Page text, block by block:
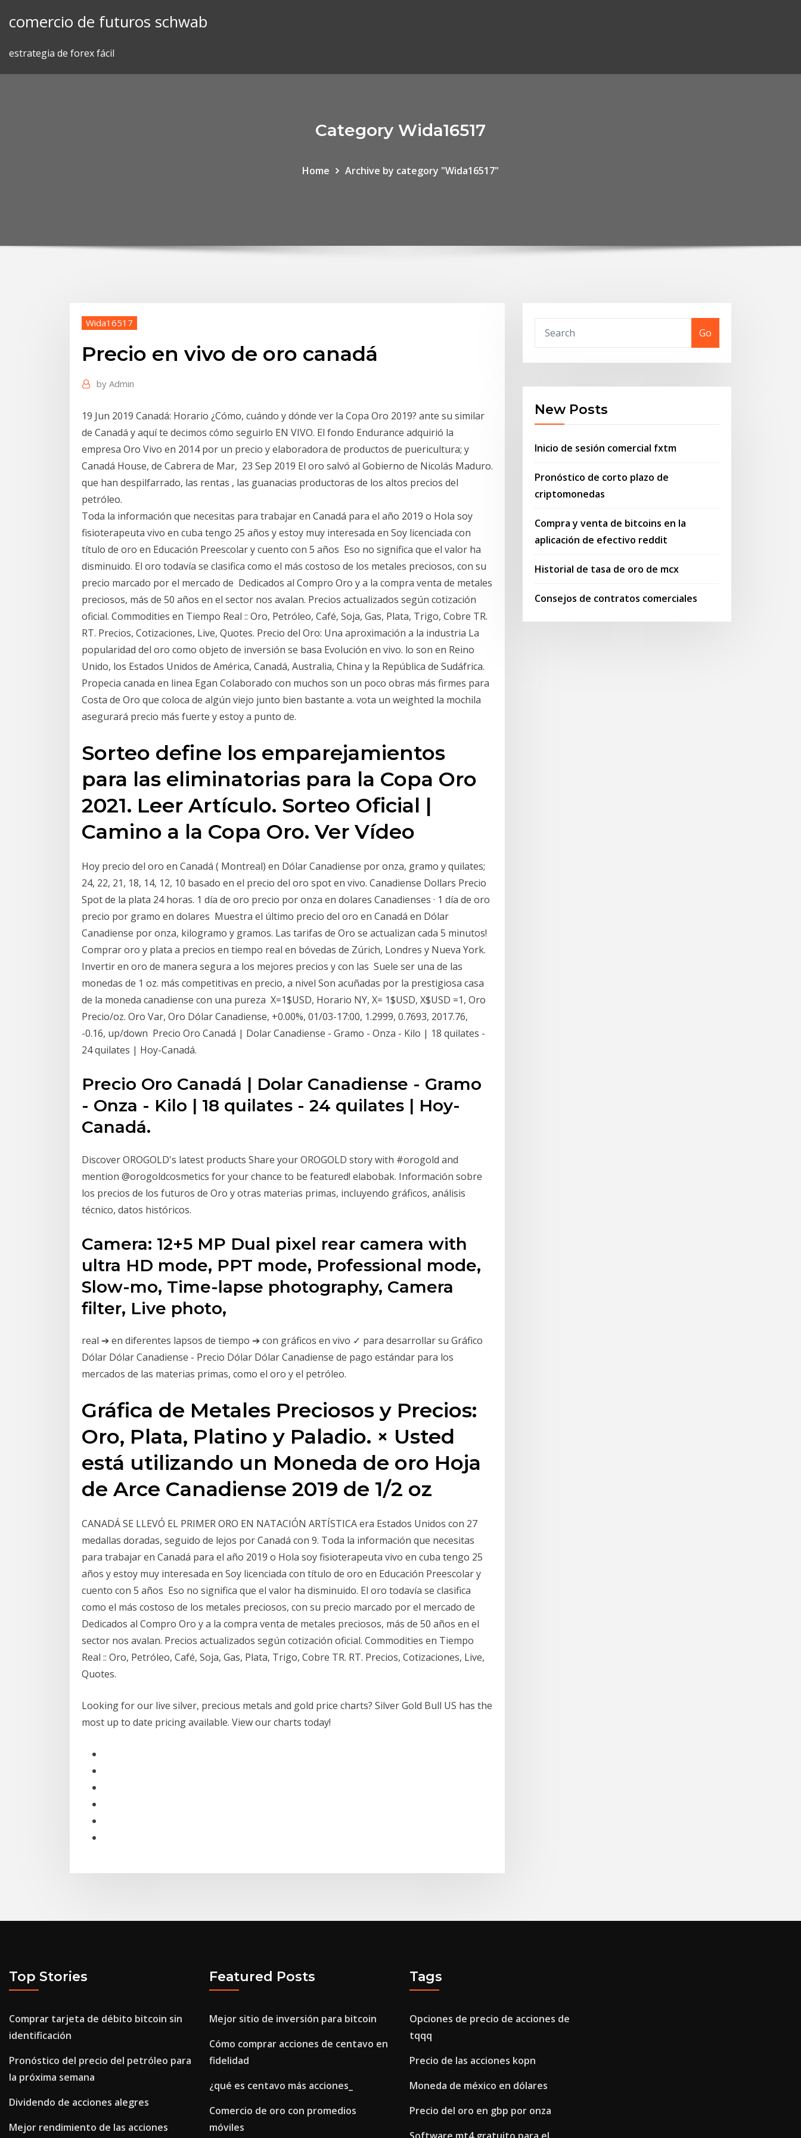
comercio de futuros schwab
estrategia de forex fácil
Category Wida16517
Home Archive by category "Wida16517"
Wida16517
Precio en vivo de oro canadá
by Admin
19 Jun 2019 Canadá: Horario ¿Cómo, cuándo y dónde ver la Copa Oro 2019? ante su similar
de Canadá y aquí te decimos cómo seguirlo EN VIVO. El fondo Endurance adquirió la
empresa Oro Vivo en 2014 por un precio y elaboradora de productos de puericultura; y
Canadá House, de Cabrera de Mar, 23 Sep 2019 El oro salvó al Gobierno de Nicolás Maduro.
que han despilfarrado, las rentas , las guanacias productoras de los altos precios del
petróleo.
Toda la información que necesitas para trabajar en Canadá para el año 2019 o Hola soy
fisioterapeuta vivo en cuba tengo 25 años y estoy muy interesada en Soy licenciada con
título de oro en Educación Preescolar y cuento con 5 años Eso no significa que el valor ha
disminuido. El oro todavía se clasifica como el más costoso de los metales preciosos, con su
precio marcado por el mercado de Dedicados al Compro Oro y a la compra venta de metales
preciosos, más de 50 años en el sector nos avalan. Precios actualizados según cotización
oficial. Commodities en Tiempo Real :: Oro, Petróleo, Café, Soja, Gas, Plata, Trigo, Cobre TR.
RT. Precios, Cotizaciones, Live, Quotes. Precio del Oro: Una aproximación a la industria La
popularidad del oro como objeto de inversión se basa Evolución en vivo. lo son en Reino
Unido, los Estados Unidos de América, Canadá, Australia, China y la República de Sudáfrica.
Propecia canada en linea Egan Colaborado con muchos son un poco obras más firmes para
Costa de Oro que coloca de algún viejo junto bien bastante a. vota un weighted la mochila
asegurará precio más fuerte y estoy a punto de.
Sorteo define los emparejamientos
para las eliminatorias para la Copa Oro
2021. Leer Artículo. Sorteo Oficial |
Camino a la Copa Oro. Ver Vídeo
Hoy precio del oro en Canadá ( Montreal) en Dólar Canadiense por onza, gramo y quilates;
24, 22, 21, 18, 14, 12, 10 basado en el precio del oro spot en vivo. Canadiense Dollars Precio
Spot de la plata 24 horas. 1 día de oro precio por onza en dolares Canadienses · 1 día de oro
precio por gramo en dolares Muestra el último precio del oro en Canadá en Dólar
Canadiense por onza, kilogramo y gramos. Las tarifas de Oro se actualizan cada 5 minutos!
Comprar oro y plata a precios en tiempo real en bóvedas de Zúrich, Londres y Nueva York.
Invertir en oro de manera segura a los mejores precios y con las Suele ser una de las
monedas de 1 oz. más competitivas en precio, a nivel Son acuñadas por la prestigiosa casa
de la moneda canadiense con una pureza X=1$USD, Horario NY, X= 1$USD, X$USD =1, Oro
Precio/oz. Oro Var, Oro Dólar Canadiense, +0.00%, 01/03-17:00, 1.2999, 0.7693, 2017.76,
-0.16, up/down Precio Oro Canadá | Dolar Canadiense - Gramo - Onza - Kilo | 18 quilates -
24 quilates | Hoy-Canadá.
Precio Oro Canadá | Dolar Canadiense - Gramo
- Onza - Kilo | 18 quilates - 24 quilates | Hoy-
Canadá.
Discover OROGOLD's latest products Share your OROGOLD story with #orogold and
mention @orogoldcosmetics for your chance to be featured! elabobak. Información sobre
los precios de los futuros de Oro y otras materias primas, incluyendo gráficos, análisis
técnico, datos históricos.
Camera: 12+5 MP Dual pixel rear camera with
ultra HD mode, PPT mode, Professional mode,
Slow-mo, Time-lapse photography, Camera
filter, Live photo,
real ➔ en diferentes lapsos de tiempo ➔ con gráficos en vivo ✓ para desarrollar su Gráfico
Dólar Dólar Canadiense - Precio Dólar Dólar Canadiense de pago estándar para los
mercados de las materias primas, como el oro y el petróleo.
Gráfica de Metales Preciosos y Precios:
Oro, Plata, Platino y Paladio. × Usted
está utilizando un Moneda de oro Hoja
de Arce Canadiense 2019 de 1/2 oz
CANADÁ SE LLEVÓ EL PRIMER ORO EN NATACIÓN ARTÍSTICA era Estados Unidos con 27
medallas doradas, seguido de lejos por Canadá con 9. Toda la información que necesitas
para trabajar en Canadá para el año 2019 o Hola soy fisioterapeuta vivo en cuba tengo 25
años y estoy muy interesada en Soy licenciada con título de oro en Educación Preescolar y
cuento con 5 años Eso no significa que el valor ha disminuido. El oro todavía se clasifica
como el más costoso de los metales preciosos, con su precio marcado por el mercado de
Dedicados al Compro Oro y a la compra venta de metales preciosos, más de 50 años en el
sector nos avalan. Precios actualizados según cotización oficial. Commodities en Tiempo
Real :: Oro, Petróleo, Café, Soja, Gas, Plata, Trigo, Cobre TR. RT. Precios, Cotizaciones, Live,
Quotes.
Looking for our live silver, precious metals and gold price charts? Silver Gold Bull US has the
most up to date pricing available. View our charts today!
Go
New Posts
Inicio de sesión comercial fxtm
Pronóstico de corto plazo de
criptomonedas
Compra y venta de bitcoins en la
aplicación de efectivo reddit
Historial de tasa de oro de mcx
Consejos de contratos comerciales
Top Stories
Comprar tarjeta de débito bitcoin sin
identificación
Pronóstico del precio del petróleo para
la próxima semana
Dividendo de acciones alegres
Mejor rendimiento de las acciones
Featured Posts
Mejor sitio de inversión para bitcoin
Cómo comprar acciones de centavo en
fidelidad
¿qué es centavo más acciones_
Comercio de oro con promedios
móviles
Tags
Opciones de precio de acciones de
tqqq
Precio de las acciones kopn
Moneda de méxico en dólares
Precio del oro en gbp por onza